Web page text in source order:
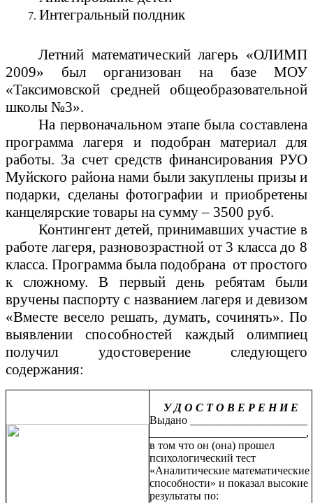
Интегральный полдник
Летний математический лагерь «ОЛИМП
2009» был организован на базе МОУ
«Таксимовской средней общеобразовательной
школы №3».
На первоначальном этапе была составлена
программа лагеря и подобран материал для
работы. За счет средств финансирования РУО
Муйского района нами были закуплены призы и
подарки, сделаны фотографии и приобретены
канцелярские товары на сумму – 3500 руб.
Контингент детей, принимавших участие в
работе лагеря, разновозрастной от 3 класса до 8
класса. Программа была подобрана от простого
к сложному. В первый день ребятам были
вручены паспорту с названием лагеря и девизом
«Вместе весело решать, думать, сочинять». По
выявлении способностей каждый олимпиец
получил удостоверение следующего
содержания:
У Д О С Т О В Е Р Е Н И Е
Выдано _____________________
____________________________,
в том что он (она) прошел
психологический тест
«Аналитические математические
способности» и показал высокие
результаты по: